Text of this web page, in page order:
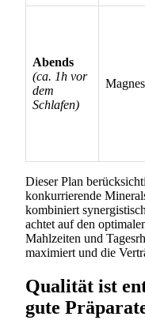
Abends
(ca. 1h vor
dem
Schlafen)
Dieser Plan
konkurrierende
kombiniert
achtet auf den
Mahlzeiten und
maximiert und die
Qualität ist
gute